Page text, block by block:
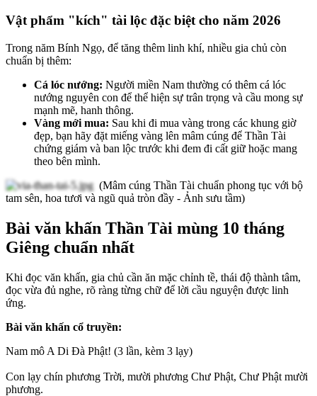
Vật phẩm "kích" tài lộc đặc biệt cho năm 2026
Trong năm Bính Ngọ, để tăng thêm linh khí, nhiều gia chủ còn
chuẩn bị thêm:
Cá lóc nướng: Người miền Nam thường có thêm cá lóc
nướng nguyên con để thể hiện sự trân trọng và cầu mong sự
mạnh mẽ, hanh thông.
Vàng mới mua: Sau khi đi mua vàng trong các khung giờ
đẹp, bạn hãy đặt miếng vàng lên mâm cúng để Thần Tài
chứng giám và ban lộc trước khi đem đi cất giữ hoặc mang
theo bên mình.
(Mâm cúng Thần Tài chuẩn phong tục với bộ
tam sên, hoa tươi và ngũ quả tròn đầy - Ảnh sưu tầm)
Bài văn khấn Thần Tài mùng 10 tháng
Giêng chuẩn nhất
Khi đọc văn khấn, gia chủ cần ăn mặc chỉnh tề, thái độ thành tâm,
đọc vừa đủ nghe, rõ ràng từng chữ để lời cầu nguyện được linh
ứng.
Bài văn khấn cổ truyền:
Nam mô A Di Đà Phật! (3 lần, kèm 3 lạy)
Con lạy chín phương Trời, mười phương Chư Phật, Chư Phật mười
phương.